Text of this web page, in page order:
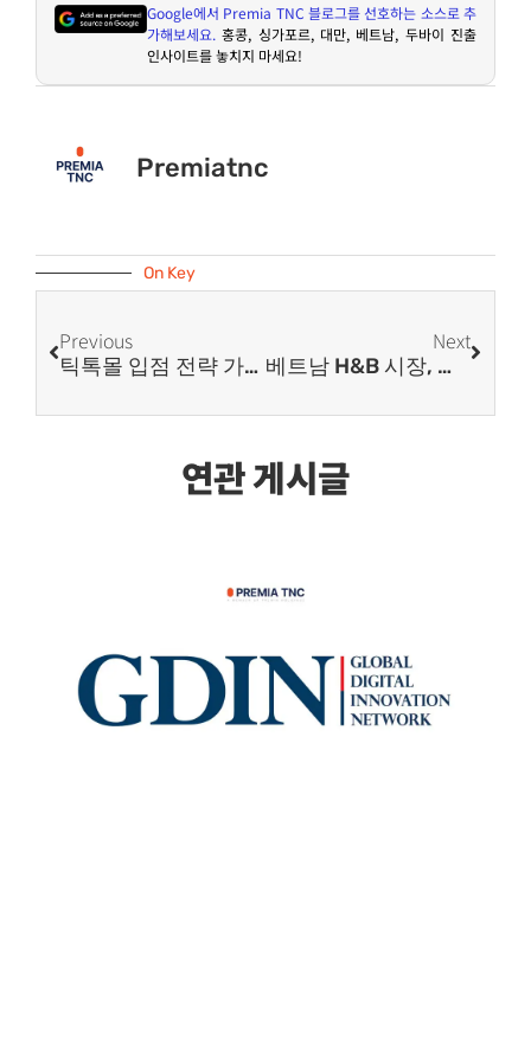
Google에서 Premia TNC블로그를 선호하는 소스로 추
가해보세요. 홍콩, 싱가포르, 대만, 베트남, 두바이 진출
인사이트를 놓치지 마세요!
Premiatnc
On Key
Previous
틱톡몰 입점 전략 가이드: 왜 ‘홍콩 법인’을 선택하는 셀러가 많은가
Next
베트남 H&B 시장, 지금이 진출 타이밍?
연관 게시글